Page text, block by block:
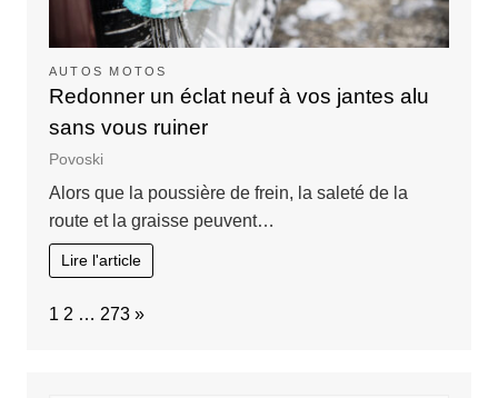
AUTOS MOTOS
Redonner un éclat neuf à vos jantes alu
sans vous ruiner
Povoski
Alors que la poussière de frein, la saleté de la
route et la graisse peuvent…
Lire l'article
Page:
1 2 … 273 Next
»